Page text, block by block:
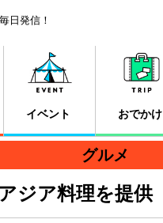
日発信！
イベント おでかけ
グルメ
ジア料理を提供